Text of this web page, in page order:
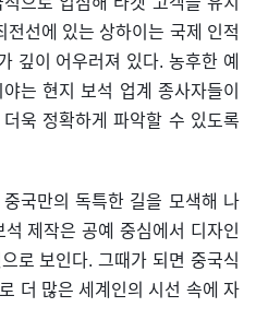
선에 있는 상하이는 국제 인적
깊이 어우러져 있다. 농후한 예
는 현지 보석 업계 종사자들이
욱 정확하게 파악할 수 있도록
국만의 독특한 길을 모색해 나
제작은 공예 중심에서 디자인
로 보인다. 그때가 되면 중국식
더 많은 세계인의 시선 속에 자